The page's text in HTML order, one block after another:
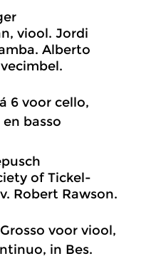
viool. Jordi
Alberto
6 voor cello,
basso
of Tickel-
Robert Rawson.
voor viool,
in Bes.